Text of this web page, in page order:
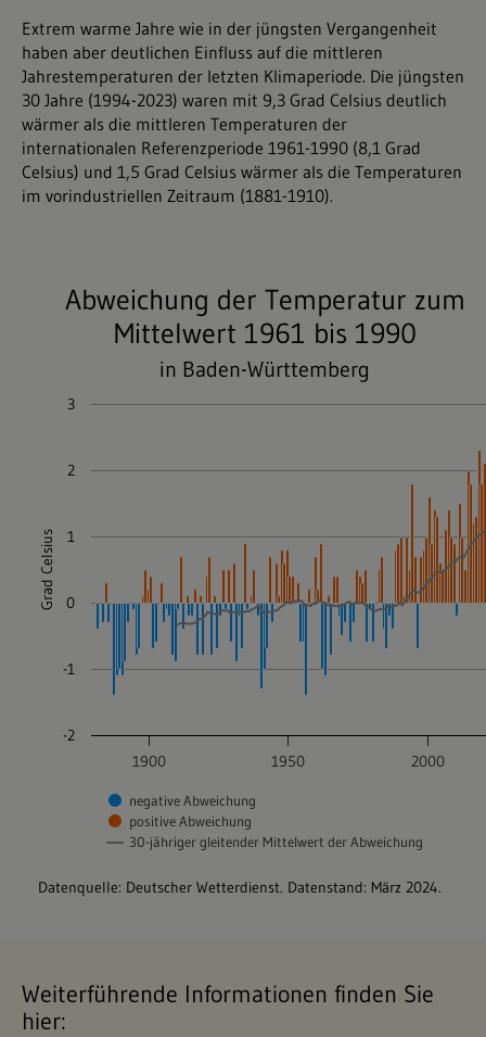
Extrem warme Jahre wie in der jüngsten Vergangenheit
haben aber deutlichen Einfluss auf die mittleren
Jahrestemperaturen der letzten Klimaperiode. Die jüngsten
30 Jahre (1994-2023) waren mit 9,3 Grad Celsius deutlich
wärmer als die mittleren Temperaturen der
internationalen Referenzperiode 1961-1990 (8,1 Grad
Celsius) und 1,5 Grad Celsius wärmer als die Temperaturen
im vorindustriellen Zeitraum (1881-1910).
Weiterführende Informationen finden Sie
hier: